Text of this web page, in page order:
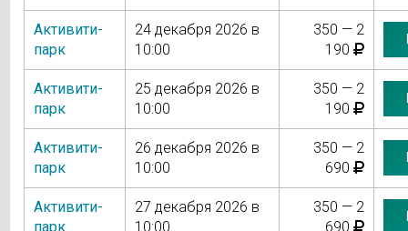
Активити-
парк
24 декабря 2026 в
10:00
350 — 2
190
Активити-
парк
25 декабря 2026 в
10:00
350 — 2
190
Активити-
парк
26 декабря 2026 в
10:00
350 — 2
690
Активити-
парк
27 декабря 2026 в
10:00
350 — 2
690